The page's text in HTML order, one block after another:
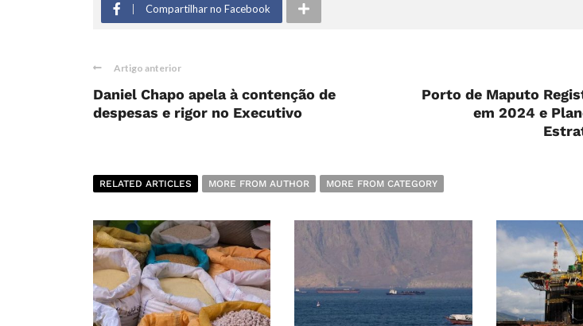
Compartilhar no Facebook
Artigo anterior
Daniel Chapo apela à contenção de
despesas e rigor no Executivo
Porto de Maputo
em 2024 e
RELATED ARTICLES MORE FROM AUTHOR MORE FROM CATEGORY